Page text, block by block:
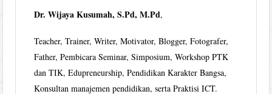
Dr. Wijaya Kusumah, S.Pd, M.Pd,
Teacher, Trainer, Writer, Motivator, Blogger, Fotografer,
Father, Pembicara Seminar, Simposium, Workshop PTK
dan TIK, Edupreneurship, Pendidikan Karakter Bangsa,
Konsultan manajemen pendidikan, serta Praktisi ICT.